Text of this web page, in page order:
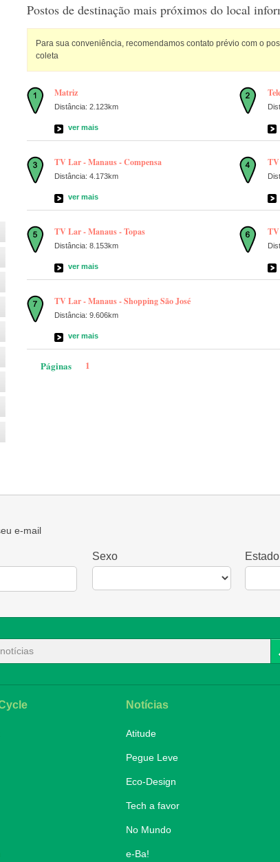
Postos de destinação mais próximos do local
Para sua conveniência, recomendamos contato prévio com o
coleta
Matriz
Distância: 2.123km
ver mais
TV Lar - Manaus - Compensa
Distância: 4.173km
ver mais
TV Lar - Manaus - Topas
Distância: 8.153km
ver mais
TV Lar - Manaus - Shopping São José
Distância: 9.606km
ver mais
Páginas 1
e-mail
Sexo Estado
Notícias
Atitude
Pegue Leve
Eco-Design
Tech a favor
No Mundo
e-Ba!